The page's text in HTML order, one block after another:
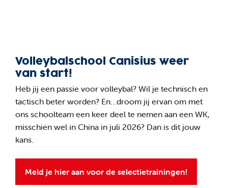
Volleybalschool Canisius weer
van start!
Heb jij een passie voor volleybal? Wil je technisch en
tactisch beter worden? En…droom jij ervan om met
ons schoolteam een keer deel te nemen aan een WK,
misschien wel in China in juli 2026? Dan is dit jouw
kans.
Meld je hier aan voor de selectietrainingen!